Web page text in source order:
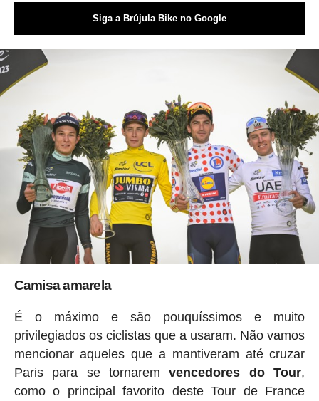
Siga a Brújula Bike no Google
Camisa amarela
É o máximo e são pouquíssimos e muito
privilegiados os ciclistas que a usaram. Não vamos
mencionar aqueles que a mantiveram até cruzar
Paris para se tornaremvencedores do Tour,
como o principal favorito deste Tour de France